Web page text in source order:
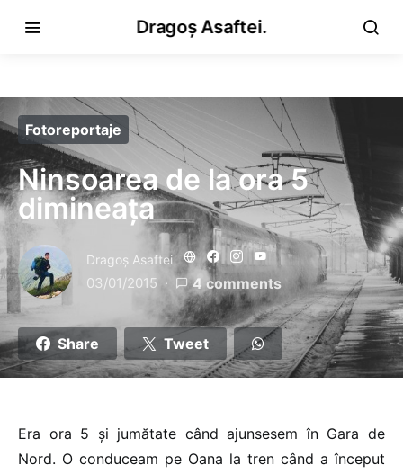
Dragoș Asaftei.
Fotoreportaje
Ninsoarea de la ora 5
dimineața
Dragoş Asaftei
03/01/2015 4 comments
Share Tweet
Era ora 5 și jumătate când ajunsesem în Gara de
Nord. O conduceam pe Oana la tren când a început